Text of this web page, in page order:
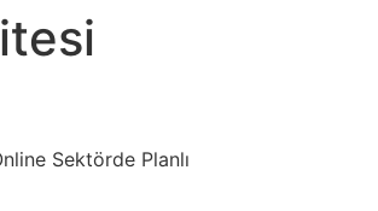
Sektörde Planlı